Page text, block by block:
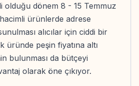
olduğu dönem 8 - 15 Temmuz
ürünlerde adrese
alıcılar için ciddi bir
üründe peşin fiyatına altı
bulunması da bütçeyi
olarak öne çıkıyor.